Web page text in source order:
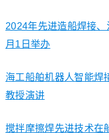
2024年先进造船焊接
月1日举办
海工船舶机器人智能焊
教授演讲
搅拌摩擦焊先进技术在